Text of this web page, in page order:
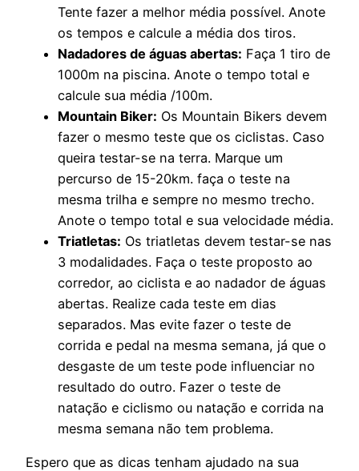
Tente fazer a melhor média possível. Anote
os tempos e calcule a média dos tiros.
Nadadores de águas abertas: Faça 1 tiro de
1000m na piscina. Anote o tempo total e
calcule sua média /100m.
Mountain Biker: Os Mountain Bikers devem
fazer o mesmo teste que os ciclistas. Caso
queira testar-se na terra. Marque um
percurso de 15-20km. faça o teste na
mesma trilha e sempre no mesmo trecho.
Anote o tempo total e sua velocidade média.
Triatletas: Os triatletas devem testar-se nas
3 modalidades. Faça o teste proposto ao
corredor, ao ciclista e ao nadador de águas
abertas. Realize cada teste em dias
separados. Mas evite fazer o teste de
corrida e pedal na mesma semana, já que o
desgaste de um teste pode influenciar no
resultado do outro. Fazer o teste de
natação e ciclismo ou natação e corrida na
mesma semana não tem problema.
Espero que as dicas tenham ajudado na sua